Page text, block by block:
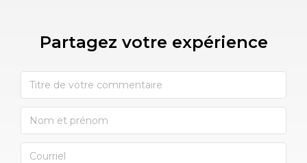
Partagez votre expérience​